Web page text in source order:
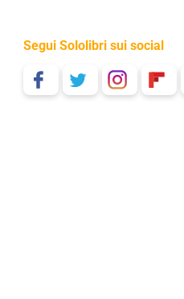
Segui Sololibri sui social